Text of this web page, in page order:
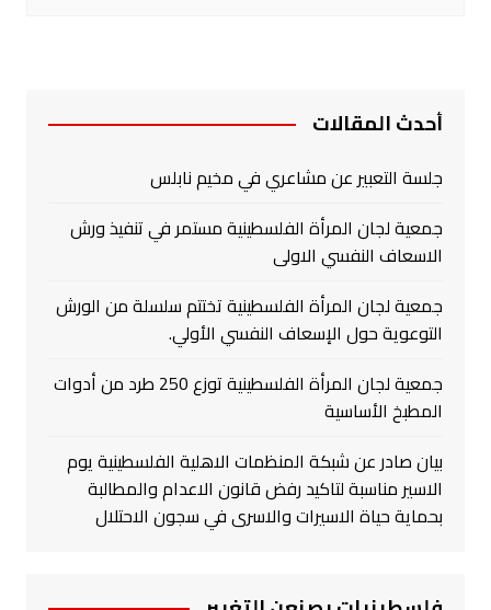
أحدث المقالات
جلسة التعبير عن مشاعري في مخيم نابلس
جمعية لجان المرأة الفلسطينية مستمر في تنفيذ ورش
الاسعاف النفسي الاولى
جمعية لجان المرأة الفلسطينية تختتم سلسلة من الورش
التوعوية حول الإسعاف النفسي الأولي.
جمعية لجان المرأة الفلسطينية توزع 250 طرد من أدوات
المطبخ الأساسية
بيان صادر عن شبكة المنظمات الاهلية الفلسطينية يوم
الاسير مناسبة لتاكيد رفض قانون الاعدام والمطالبة
بحماية حياة الاسيرات والاسرى في سجون الاحتلال